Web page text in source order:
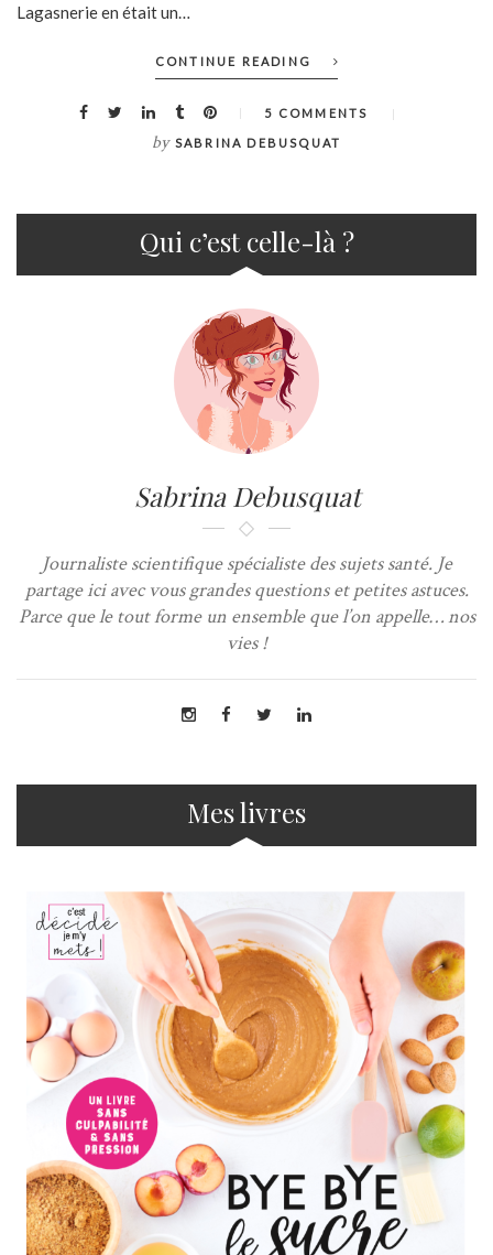
Lagasnerie en était un…
CONTINUE READING
5 COMMENTS
by SABRINA DEBUSQUAT
Qui c’est celle-là ?
Sabrina Debusquat
Journaliste scientifique spécialiste des sujets santé. Je
partage ici avec vous grandes questions et petites astuces.
Parce que le tout forme un ensemble que l’on appelle… nos
vies !
Mes livres